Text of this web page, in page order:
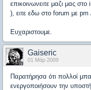
επικοινωνειτε μαζι μας στο
), ειτε εδω στο forum με pm
Ευχαριστουμε.
Gaiseric
01 Μάρ 2009
Παρατήρησα ότι πολλοί
ενεργοποιήσουν την